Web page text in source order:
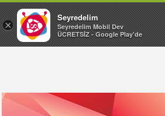
×
Seyredelim
Seyredelim Mobil Dev
ÜCRETSİZ - Google Play'de